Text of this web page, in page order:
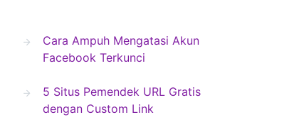
Cara Ampuh Mengatasi Akun
Facebook Terkunci
5 Situs Pemendek URL Gratis
dengan Custom Link